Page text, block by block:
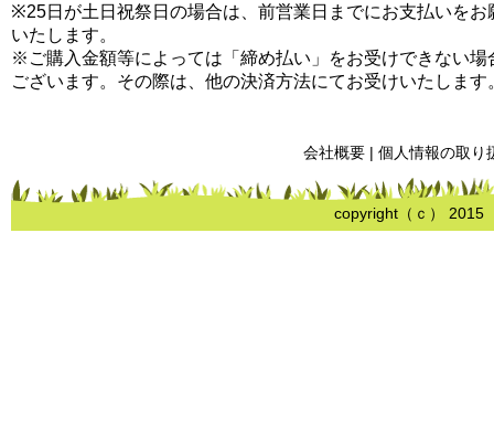
※25日が土日祝祭日の場合は、前営業日までにお支払いをお
いたします。
※ご購入金額等によっては「締め払い」をお受けできない場
ございます。その際は、他の決済方法にてお受けいたします
会社概要 | 個人情報の取り
copyright（ｃ） 2015